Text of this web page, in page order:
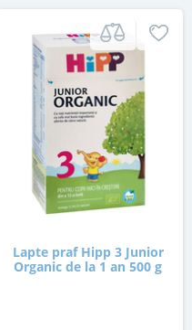
Lapte praf Hipp 3 Junior
Organic de la 1 an 500 g